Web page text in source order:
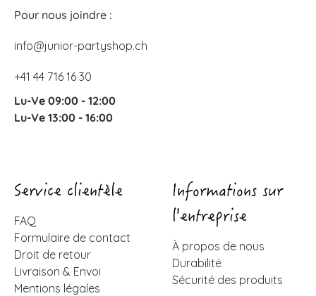
Pour nous joindre :
info@junior-partyshop.ch
+41 44 716 16 30
Lu-Ve 09:00 - 12:00
Lu-Ve 13:00 - 16:00
Service clientèle
FAQ
Formulaire de contact
Droit de retour
Livraison & Envoi
Mentions légales
Informations sur
l'entreprise
À propos de nous
Durabilité
Sécurité des produits